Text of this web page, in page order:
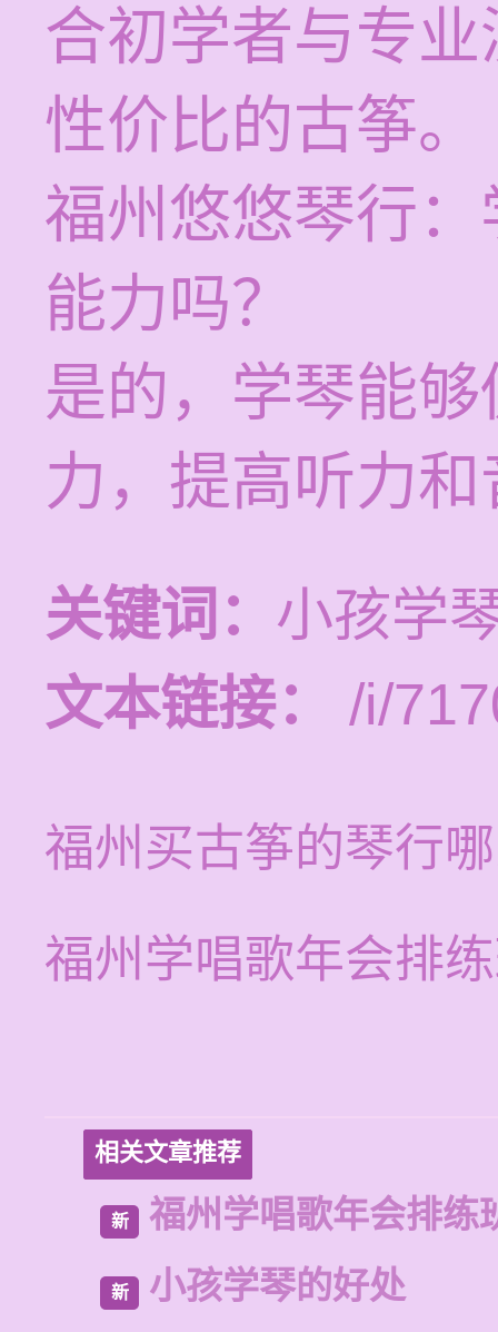
合初学者与专
性价比的古筝。
福州悠悠琴行
能力吗？
是的，学琴能
力，提高听力
关键词： 小孩学
文本链接：
/i/
福州买古筝的琴行
福州学唱歌年会排
相关文章推荐
新 福州学唱歌年会排练
新 小孩学琴的好处